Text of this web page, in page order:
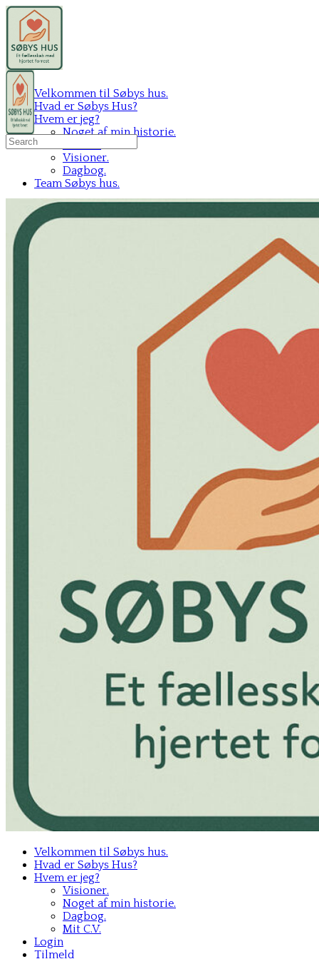
Velkommen til Søbys hus.
Hvad er Søbys Hus?
Hvem er jeg?
Noget af min historie.
Visioner.
Dagbog.
Team Søbys hus.
Sign in Sign up
Search
for:
Velkommen til Søbys hus.
Hvad er Søbys Hus?
Hvem er jeg?
Visioner.
Noget af min historie.
Dagbog.
Mit C.V.
Login
Tilmeld